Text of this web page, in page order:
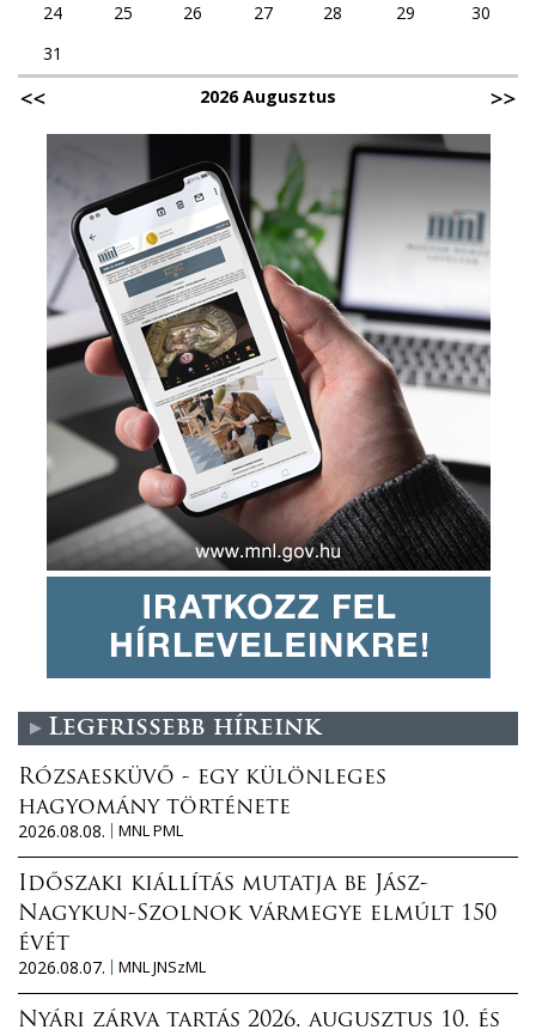
24
25 26 27 28 29
30
31
2026 Augusztus
Legfrissebb híreink
Rózsaesküvő - egy különleges
hagyomány története
2026.08.08.
MNL PML
Időszaki kiállítás mutatja be Jász-
Nagykun-Szolnok vármegye elmúlt 150
évét
2026.08.07.
MNL JNSzML
Nyári zárva tartás 2026. augusztus 10. és